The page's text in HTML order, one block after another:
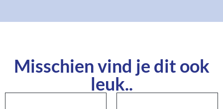
Misschien vind je dit ook
leuk..